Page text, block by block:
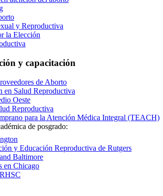
y Reproductiva
la Elección
y capacitación
de Aborto
en Salud Reproductiva
Oeste
Reproductiva
para la Atención Médica Integral (TEACH)
de posgrado:
y Educación Reproductiva de Rutgers
Baltimore
en Chicago